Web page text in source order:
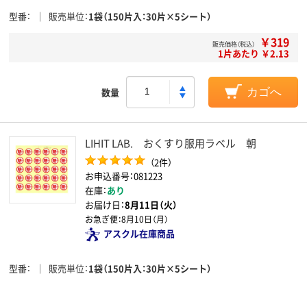
型番 販売単位 1袋（150片入：30片×5シート）
販売価格（税込） ￥319
1片あたり ￥2.13
数量 カゴへ
LIHIT LAB. おくすり服用ラベル 朝
（2件）
お申込番号：081223
在庫：あり
お届け日：8月11日（火）
お急ぎ便：8月10日（月）
アスクル在庫商品
型番 販売単位 1袋（150片入：30片×5シート）